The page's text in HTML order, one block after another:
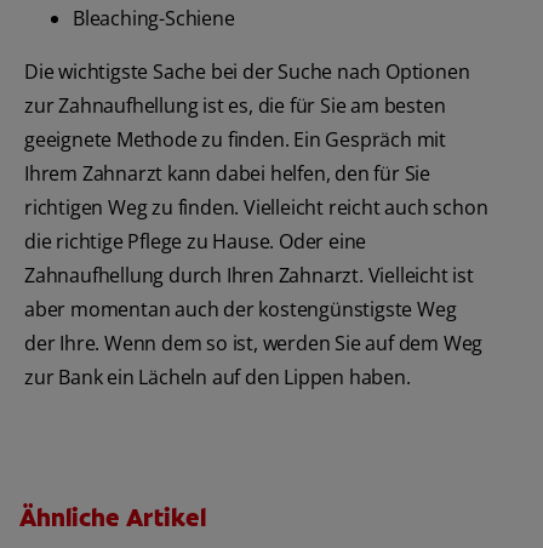
Bleaching-Schiene
Die wichtigste Sache bei der Suche nach Optionen
zur Zahnaufhellung ist es, die für Sie am besten
geeignete Methode zu finden. Ein Gespräch mit
Ihrem Zahnarzt kann dabei helfen, den für Sie
richtigen Weg zu finden. Vielleicht reicht auch schon
die richtige Pflege zu Hause. Oder eine
Zahnaufhellung durch Ihren Zahnarzt. Vielleicht ist
aber momentan auch der kostengünstigste Weg
der Ihre. Wenn dem so ist, werden Sie auf dem Weg
zur Bank ein Lächeln auf den Lippen haben.
Ähnliche Artikel